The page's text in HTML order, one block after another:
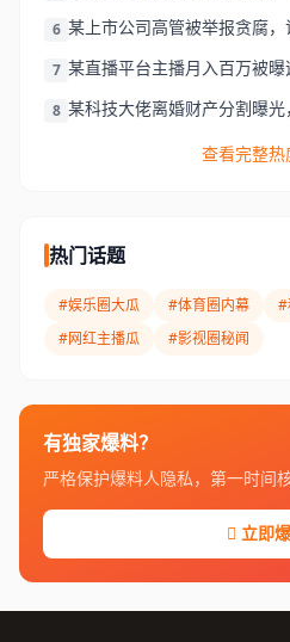
6 某上市公司高管被举报贪腐
7 某直播平台主播月入百万被
8 某科技大佬离婚财产分割曝
查看完整热
热门话题
#娱乐圈大瓜 #体育圈内幕 #
#网红主播瓜
#影视圈秘闻
有独家爆料？
严格保护爆料人隐私，第一时间
立即